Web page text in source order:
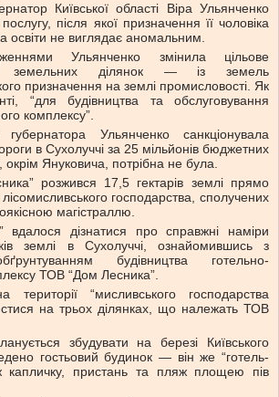
Київської області Віра Ульянченко
після якої призначення її чоловіка
освіти не виглядає аномальним.
Ульянченко змінила цільове
земельних ділянок — із земель
призначення на землі промисловості. Як
“для будівництва та обслуговування
комплексу”.
Ульянченко санкціонувала
в Сухолуччі за 25 мільйонів бюджетних
окрім Януковича, потрібна не була.
розжився 17,5 гектарів землі прямо
лісомисливського господарства, сполучених
магістраллю.
вдалося дізнатися про справжні наміри
землі в Сухолуччі, ознайомившись з
будівництва готельно-
ТОВ “Дом Лесника”.
“мисливського господарства
на трьох ділянках, що належать ТОВ
збудувати на березі Київського
гостьовий будинок — він же “готель-
капличку, пристань та пляж площею пів